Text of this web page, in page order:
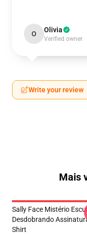
O Olivia
Verified owner
Write your review
Mais
Sally Face Mistério
Desdobrando Assinatura
Shirt